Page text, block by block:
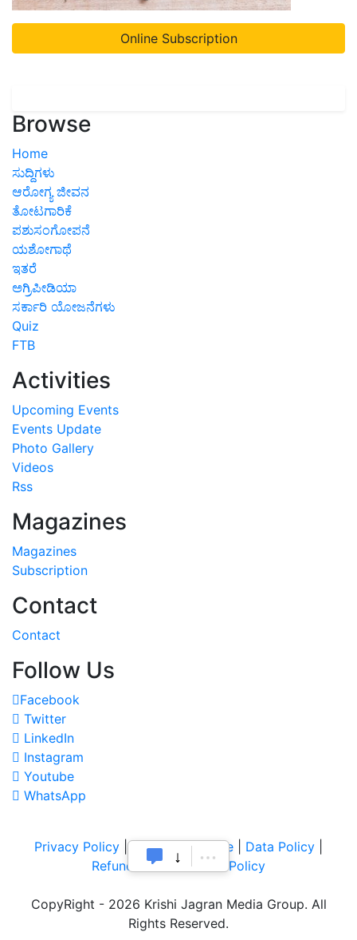
Online Subscription
Browse
Home
ಸುದ್ದಿಗಳು
ಆರೋಗ್ಯ ಜೀವನ
ತೋಟಗಾರಿಕೆ
ಪಶುಸಂಗೋಪನೆ
ಯಶೋಗಾಥೆ
ಇತರೆ
ಅಗ್ರಿಪೀಡಿಯಾ
ಸರ್ಕಾರಿ ಯೋಜನೆಗಳು
Quiz
FTB
Activities
Upcoming Events
Events Update
Photo Gallery
Videos
Rss
Magazines
Magazines
Subscription
Contact
Contact
Follow Us
Facebook
Twitter
LinkedIn
Instagram
Youtube
WhatsApp
Privacy Policy |Terms of Service Data Policy
Refund & Cancellation Policy
CopyRight - 2026 Krishi Jagran Media Group. All
Rights Reserved.